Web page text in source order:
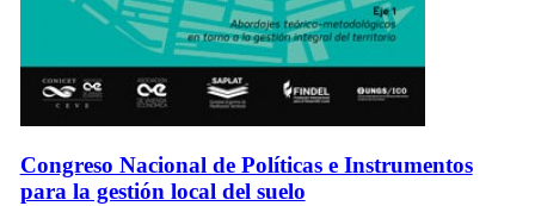
Congreso Nacional de Políticas e Instrumentos
para la gestión local del suelo